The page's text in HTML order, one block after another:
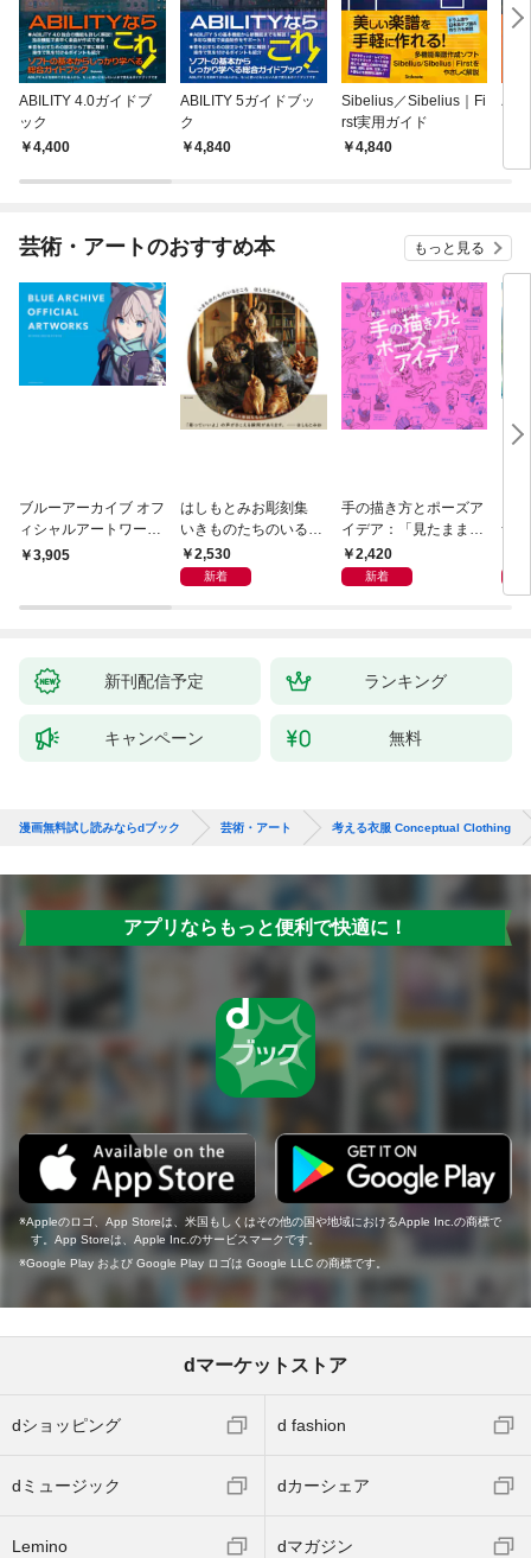
ABILITY 4.0ガイドブ
ック
4,400
ABILITY 5ガイドブッ
ク
4,840
Sibelius／Sibelius｜Fi
rst実用ガイド
4,840
バ
芸術・アートのおすすめ本 もっと見る
ブルーアーカイブ オフ
ィシャルアートワーク
ス3,905
はしもとみお彫刻集
いきものたちのいると
ころ2,530
新着
手の描き方とポーズア
イデア：「見たまま描
く」から「思い通りに
描く」へ
2,420
新着
ナ
新刊配信予定 ランキング
キャンペーン 無料
漫画無料試し読みならdブック 芸術・アート 考える衣服 Conceptual Clothing
アプリならもっと便利で快適に！
Appleのロゴ、App Storeは、米国もしくはその他の国や地域におけるApple Inc.の商標で
す。App Storeは、Apple Inc.のサービスマークです。
Google Play および Google Play ロゴは Google LLC の商標です。
dマーケットストア
dショッピング d fashion
dミュージック dカーシェア
Lemino dマガジン